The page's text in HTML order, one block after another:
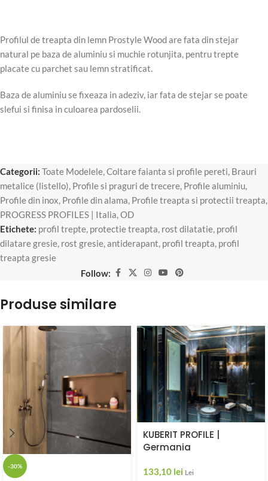
Profilul de treapta din lemn Prostyle Wood are fata din stejar
natural pe baza de aluminiu si muchie rotunjita, pentru trepte
placate cu parchet sau lemn stratificat.
Baza de aluminiu se fixeaza in adeziv, iar fata de stejar se poate
slefui si finisa in culoarea pardoselii.
Categorii: Toate Modelele,Coltare faianta si profile pereti, Brauri
metalice (listello), Profile si praguri de trecere, Profile aluminiu,
Profile din inox, Profile din alama, Profile treapta si protectii treapta,
PROGRESS PROFILES | Italia,OD
Etichete: profil trepte, protectie treapta, rost dilatatie, profil
dilatare gresie, rost gresie,antiderapant, profil treapta, profil
treapta gresie
Follow:
Produse similare
-30%
KUBERIT PROFILE |
Germania
133,10 lei Lei